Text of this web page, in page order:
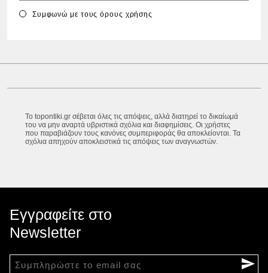
Συμφωνώ με τουςόρους χρήσης
Το topontiki.gr σέβεται όλες τις απόψεις, αλλά διατηρεί το δικαίωμά
του να μην αναρτά υβριστικά σχόλια και διαφημίσεις. Οι χρήστες
που παραβιάζουν τους κανόνες συμπεριφοράς θα αποκλείονται. Τα
σχόλια απηχούν αποκλειστικά τις απόψεις των αναγνωστών.
Εγγραφείτε στο
Newsletter